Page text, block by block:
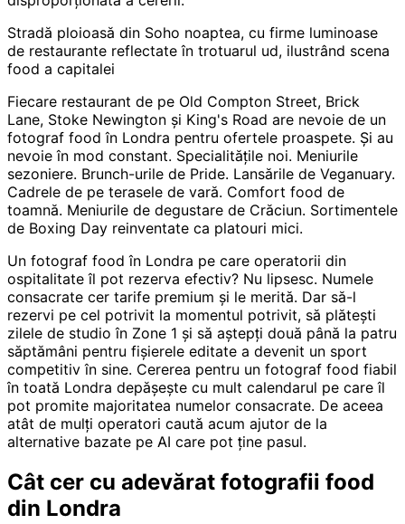
Stradă ploioasă din Soho noaptea, cu firme luminoase
de restaurante reflectate în trotuarul ud, ilustrând scena
food a capitalei
Fiecare restaurant de pe Old Compton Street, Brick
Lane, Stoke Newington și King's Road are nevoie de un
fotograf food în Londra pentru ofertele proaspete. Și au
nevoie în mod constant. Specialitățile noi. Meniurile
sezoniere. Brunch-urile de Pride. Lansările de Veganuary.
Cadrele de pe terasele de vară. Comfort food de
toamnă. Meniurile de degustare de Crăciun. Sortimentele
de Boxing Day reinventate ca platouri mici.
Un fotograf food în Londra pe care operatorii din
ospitalitate îl pot rezerva efectiv? Nu lipsesc. Numele
consacrate cer tarife premium și le merită. Dar să-l
rezervi pe cel potrivit la momentul potrivit, să plătești
zilele de studio în Zone 1 și să aștepți două până la patru
săptămâni pentru fișierele editate a devenit un sport
competitiv în sine. Cererea pentru un fotograf food fiabil
în toată Londra depășește cu mult calendarul pe care îl
pot promite majoritatea numelor consacrate. De aceea
atât de mulți operatori caută acum ajutor de la
alternative bazate pe AI care pot ține pasul.
Cât cer cu adevărat fotografii food
din Londra